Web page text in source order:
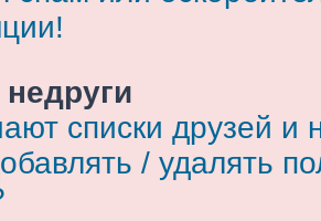
списки друзей и
/ удалять